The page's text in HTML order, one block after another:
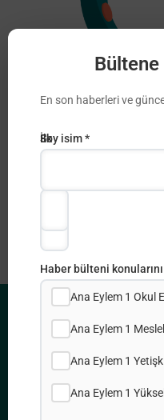
συμμετοχή σε
κατάρτισης και
– NET)
FAYDALI BAĞLANTILAR
Gizlilik Politikası
Çerez Politikamız
Site Haritası
En son haberleri ve
E-
İlk
Soy isim *
Haber bülteni
Ana Eylem 1 Okul
Ana Eylem 1
Ana Eylem 1
Ana Eylem 1